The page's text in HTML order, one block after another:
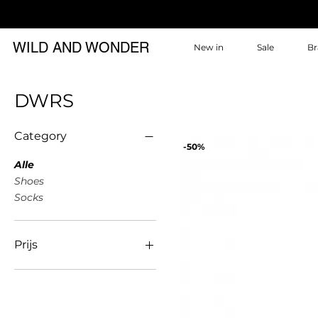
New in Sale
WILD AND WONDER
DWRS
Category
Alle
Shoes
Socks
Prijs
-50%